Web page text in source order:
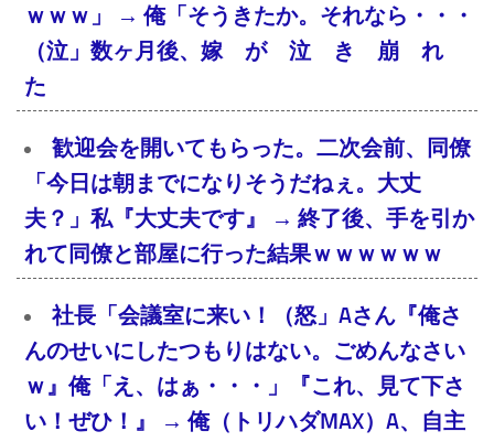
ｗｗｗ」 → 俺「そうきたか。それなら・・・
（泣」数ヶ月後、嫁 が 泣 き 崩 れ
た
歓迎会を開いてもらった。二次会前、同僚
「今日は朝までになりそうだねぇ。大丈
夫？」私『大丈夫です』 → 終了後、手を引か
れて同僚と部屋に行った結果ｗｗｗｗｗｗ
社長「会議室に来い！（怒」Aさん『俺さ
んのせいにしたつもりはない。ごめんなさい
ｗ』俺「え、はぁ・・・」『これ、見て下さ
い！ぜひ！』 → 俺（トリハダMAX）A、自主